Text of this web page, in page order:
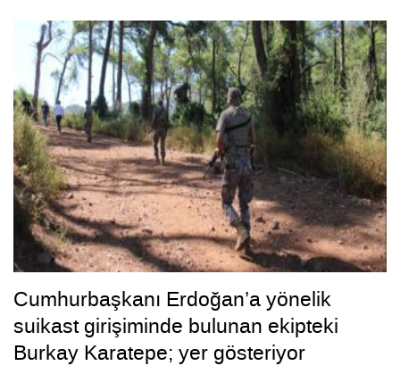
Cumhurbaşkanı Erdoğan’a yönelik
suikast girişiminde bulunan ekipteki
Burkay Karatepe; yer gösteriyor